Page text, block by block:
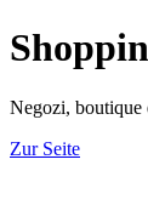
Negozi, boutique
Zur Seite